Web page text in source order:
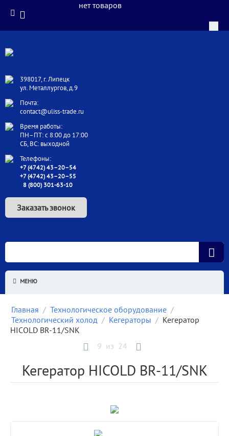
398017, г. Липецк
ул. Металлургов, д.9
Почта:
contact@uliss-trade.ru
Время работы:
ПН–ПТ: с 8:00 до 17:00
СБ, ВС: выходной
Телефоны:
+7 (4742) 43–20–54
+7 (4742) 43–20–55
8 (800) 301-63-10
Заказать звонок
нет товаров
МЕНЮ
Главная / Технологическое оборудование /
Технологический холод / Кегераторы / Кегератор
HICOLD BR-11/SNK
9 из 24
Кегератор HICOLD BR-11/SNK